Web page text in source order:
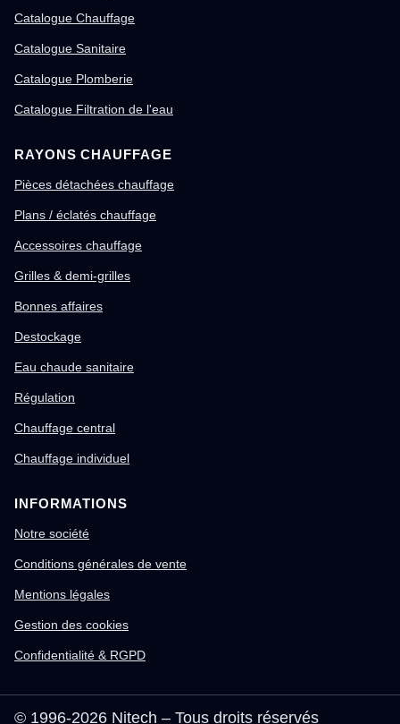
Catalogue Chauffage
Catalogue Sanitaire
Catalogue Plomberie
Catalogue Filtration de l'eau
RAYONS CHAUFFAGE
Pièces détachées chauffage
Plans / éclatés chauffage
Accessoires chauffage
Grilles & demi-grilles
Bonnes affaires
Destockage
Eau chaude sanitaire
Régulation
Chauffage central
Chauffage individuel
INFORMATIONS
Notre société
Conditions générales de vente
Mentions légales
Gestion des cookies
Confidentialité & RGPD
© 1996-2026 Nitech – Tous droits réservés